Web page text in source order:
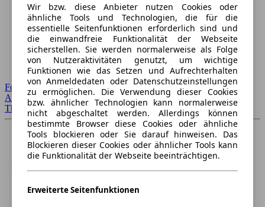
Forum Startseite
Alle Auto-Foren
Themen-Forum
Wir bzw. diese Anbieter nutzen Cookies oder
ähnliche Tools und Technologien, die für die
essentielle Seitenfunktionen erforderlich sind und
die einwandfreie Funktionalität der Webseite
sicherstellen. Sie werden normalerweise als Folge
von Nutzeraktivitäten genutzt, um wichtige
Funktionen wie das Setzen und Aufrechterhalten
von Anmeldedaten oder Datenschutzeinstellungen
zu ermöglichen. Die Verwendung dieser Cookies
bzw. ähnlicher Technologien kann normalerweise
nicht abgeschaltet werden. Allerdings können
bestimmte Browser diese Cookies oder ähnliche
Tools blockieren oder Sie darauf hinweisen. Das
Blockieren dieser Cookies oder ähnlicher Tools kann
die Funktionalität der Webseite beeinträchtigen.
Erweiterte Seitenfunktionen